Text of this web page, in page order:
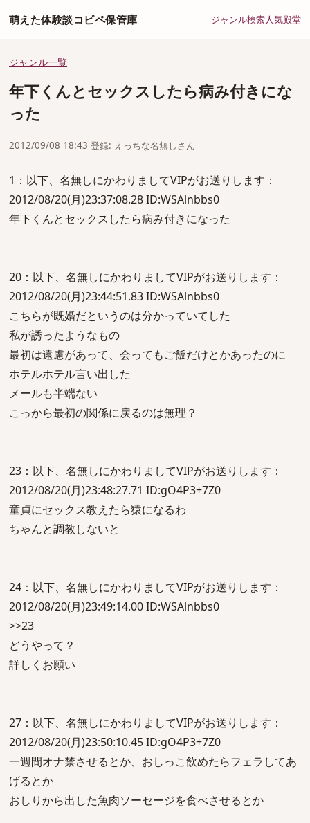
萌えた体験談コピペ保管庫 ジャンル検索人気殿堂
ジャンル一覧
年下くんとセックスしたら病み付きにな
った
2012/09/08 18:43 登録: えっちな名無しさん
1：以下、名無しにかわりましてVIPがお送りします：
2012/08/20(月)23:37:08.28 ID:WSAlnbbs0
年下くんとセックスしたら病み付きになった
20：以下、名無しにかわりましてVIPがお送りします：
2012/08/20(月)23:44:51.83 ID:WSAlnbbs0
こちらが既婚だというのは分かっていてした
私が誘ったようなもの
最初は遠慮があって、会ってもご飯だけとかあったのに
ホテルホテル言い出した
メールも半端ない
こっから最初の関係に戻るのは無理？
23：以下、名無しにかわりましてVIPがお送りします：
2012/08/20(月)23:48:27.71 ID:gO4P3+7Z0
童貞にセックス教えたら猿になるわ
ちゃんと調教しないと
24：以下、名無しにかわりましてVIPがお送りします：
2012/08/20(月)23:49:14.00 ID:WSAlnbbs0
>>23
どうやって？
詳しくお願い
27：以下、名無しにかわりましてVIPがお送りします：
2012/08/20(月)23:50:10.45 ID:gO4P3+7Z0
一週間オナ禁させるとか、おしっこ飲めたらフェラしてあ
げるとか
おしりから出した魚肉ソーセージを食べさせるとか